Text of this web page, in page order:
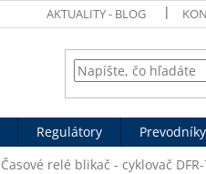
AKTUALITY - BLOG
Regulátory Prevodníky
Časové relé blikač - cyklovač